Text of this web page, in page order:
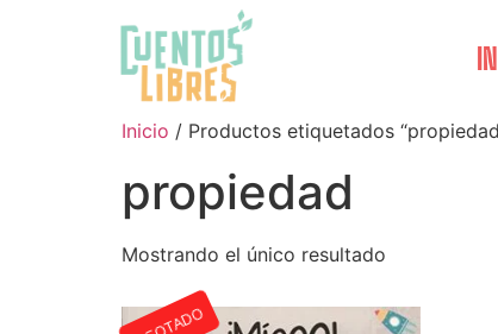
Inicio / Productos etiquetados
propiedad
Mostrando el único resultado